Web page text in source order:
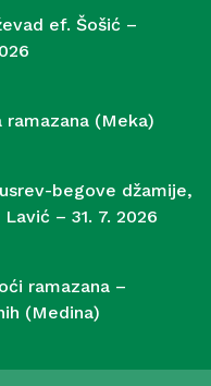
ef. Šošić –
ramazana (Meka)
begove džamije,
– 31. 7. 2026
ramazana –
(Medina)